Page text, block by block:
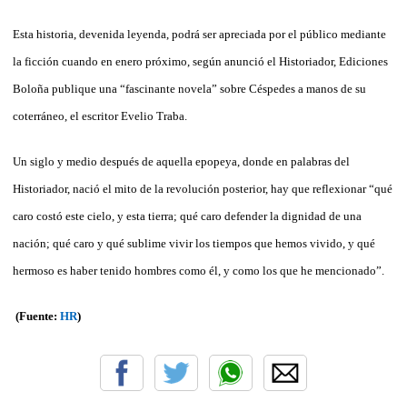
Esta historia, devenida leyenda, podrá ser apreciada por el público mediante
la ficción cuando en enero próximo, según anunció el Historiador, Ediciones
Boloña publique una “fascinante novela” sobre Céspedes a manos de su
coterráneo, el escritor Evelio Traba.
Un siglo y medio después de aquella epopeya, donde en palabras del
Historiador, nació el mito de la revolución posterior, hay que reflexionar “qué
caro costó este cielo, y esta tierra; qué caro defender la dignidad de una
nación; qué caro y qué sublime vivir los tiempos que hemos vivido, y qué
hermoso es haber tenido hombres como él, y como los que he mencionado”.
(Fuente: HR)